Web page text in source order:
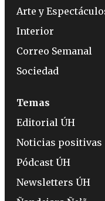
Arte y
Interior
Correo Semanal
Sociedad
Temas
Editorial ÚH
Noticias positivas
Pódcast ÚH
Newsletters ÚH